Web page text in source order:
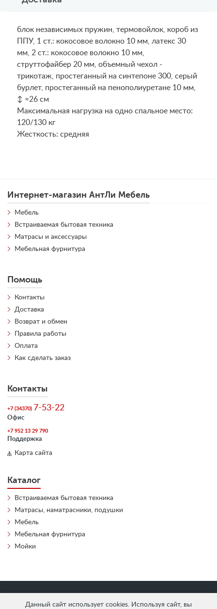
Данный сайт использует cookies. Используя сайт, вы
блок независимых пружин, термовойлок, короб из
ППУ, 1 ст.: кокосовое волокно 10 мм, латекс 30
мм, 2 ст.: кокосовое волокно 10 мм,
струттофайбер 20 мм, объемный чехол -
трикотаж, простеганный на синтепоне 300, серый
бурлет, простеганный на пенополиуретане 10 мм,
↕ ≈26 см
Maксимальная нагрузка на одно спальное место:
120/130 кг
Жесткость: средняя
Интернет-магазин АнтЛи Мебель
Мебель
Встраиваемая бытовая техника
Матрасы и аксессуары
Мебельная фурнитура
Помощь
Контакты
Доставка
Возврат и обмен
Правила работы
Оплата
Как сделать заказ
Контакты
+7 (34370) 7-53-22
Офис
+7 952 13 29 790
Поддержка
Карта сайта
Каталог
Встраиваемая бытовая техника
Матрасы, наматрасники, подушки
Мебель
Мебельная фурнитура
Мойки